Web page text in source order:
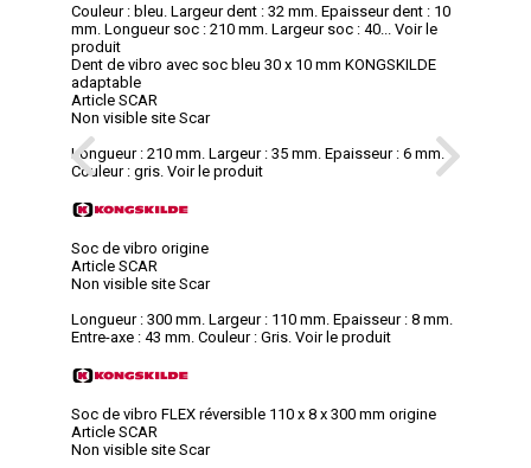
Couleur : bleu. Largeur dent : 32 mm. Epaisseur dent : 10
mm. Longueur soc : 210 mm. Largeur soc : 40...
Voir le
produit
Dent de vibro avec soc bleu 30 x 10 mm KONGSKILDE
adaptable
Article SCAR
Non visible site Scar
Longueur : 210 mm. Largeur : 35 mm. Epaisseur : 6 mm.
Couleur : gris. Voir le produit
Soc de vibro origine
Article SCAR
Non visible site Scar
Longueur : 300 mm. Largeur : 110 mm. Epaisseur : 8 mm.
Entre-axe : 43 mm. Couleur : Gris. Voir le produit
Soc de vibro FLEX réversible 110 x 8 x 300 mm origine
Article SCAR
Non visible site Scar